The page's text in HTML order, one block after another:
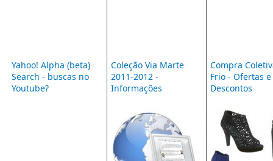
Yahoo! Alpha (beta)
Search - buscas no
Youtube?
Coleção Via Marte
2011-2012 -
Informações
Compra
Frio - Ofertas e
Descontos